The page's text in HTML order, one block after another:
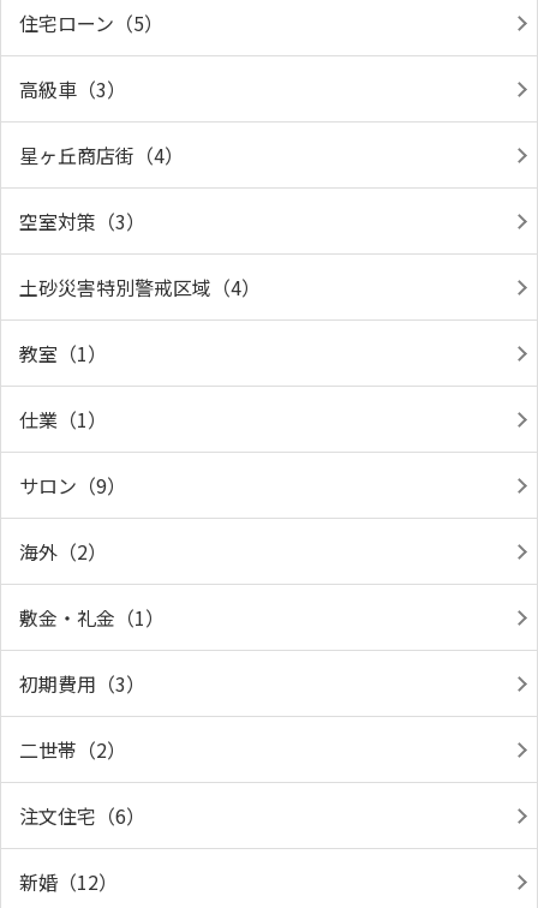
住宅ローン（5）
高級車（3）
星ヶ丘商店街（4）
空室対策（3）
土砂災害特別警戒区域（4）
教室（1）
仕業（1）
サロン（9）
海外（2）
敷金・礼金（1）
初期費用（3）
二世帯（2）
注文住宅（6）
新婚（12）